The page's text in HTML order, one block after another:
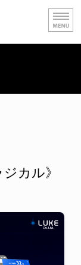
R 横浜歯科診療所
カル》